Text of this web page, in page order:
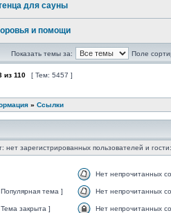
для сауны
и помощи
Показать темы за: Поле
из 110 [ Тем: 5457 ]
» Ссылки
зарегистрированных пользователей и
Нет непрочитанных
тема ] Нет непрочитанных
закрыта ] Нет непрочитанных